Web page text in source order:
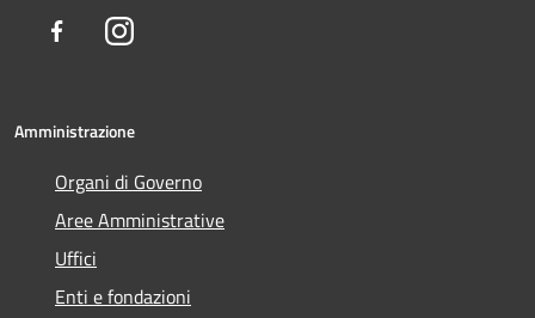
FacebookInstagram
Amministrazione
Organi di Governo
Aree Amministrative
Uffici
Enti e fondazioni